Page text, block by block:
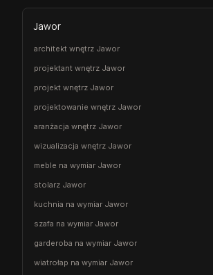
Jawor
architekt wnętrz Jawor
projektant wnętrz Jawor
projekt wnętrz Jawor
projektowanie wnętrz Jawor
aranżacja wnętrz Jawor
wizualizacja wnętrz Jawor
meble na wymiar Jawor
stolarz Jawor
kuchnia na wymiar Jawor
szafa na wymiar Jawor
garderoba na wymiar Jawor
wiatrołap na wymiar Jawor